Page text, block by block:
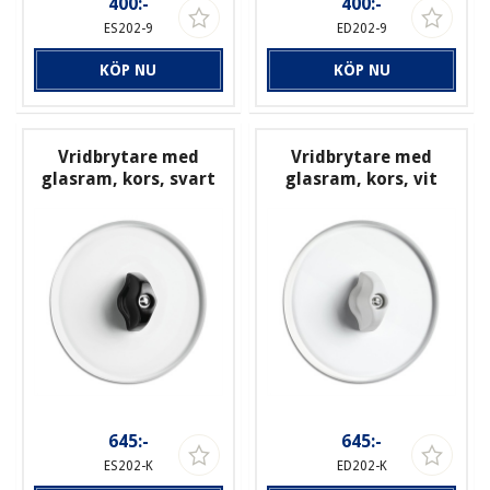
ES202-9
KÖP NU
ED202-9
KÖP NU
Vridbrytare med
glasram, kors, svart
645:-
ES202-K
Vridbrytare med
glasram, kors, vit
645:-
ED202-K